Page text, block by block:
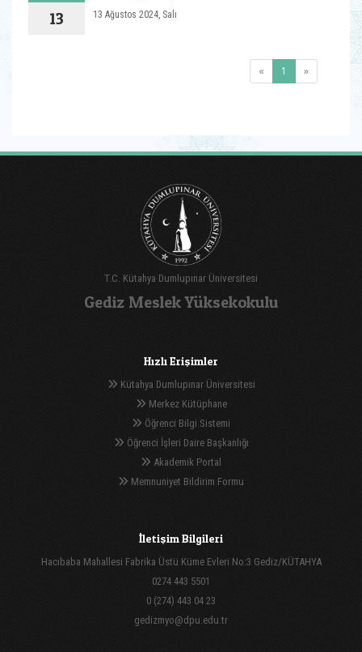
13 13 Ağustos 2024, Salı
« 1 (current)
»
T.C. Kütahya Dumlupınar Üniversitesi
Gediz Meslek Yüksekokulu
Hızlı Erişimler
Kütahya Dumlupınar Üniversitesi
Merkez Kütüphane
Öğrenci Bilgi Sistemi
Öğrenci İşleri Daire Başkanlığı
Akademik Portal
Memnuniyet Bildirim Formu
İletişim Bilgileri
Hacıbaba Mahallesi Fabrika Üstü Küme Evleri No:3 Gediz/KÜTAHYA
0274 443 5501
0 (274) 443 04 23
gedizmyo@dpu.edu.tr